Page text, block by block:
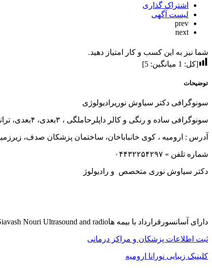
اشتراک گذاری
لیست آگهی
prev
next
شما نیز به این کسب و کار امتیاز دهید.
[کل: 1 میانگین: 5
]
توضیحات
سونوگرافی دکتر سیاوش نوریرادیولوژی
سونوگرافی ساده و رنگی و کالر داپلرحاملگی ، ۳بعدی، ۴بعدی، ترانس واژینالغربالگری، انومالی اسکنسونوگرافی های تخصصی
آدرس : ارومیه ، کوی خانباباخان، ساختمان پزشکان صدف،
شماره تلفن » ۰۴۴۳۲۲۵۴۲۹۷
دکتر سیاوش نوری متخصص و رادیولوژ
دارای آسانسورقرارداد با بیمه هاDr Siavash Nouri Ultrasound and radio
ثبت اطلاعات پزشکان و مراکز درمانی
کلینیک زیبایی نورانا ارومیه